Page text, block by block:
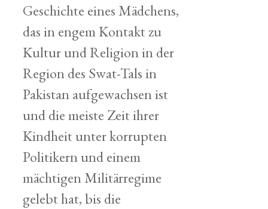
Geschichte eines Mädchens,
das in engem Kontakt zu
Kultur und Religion in der
Region des Swat-Tals in
Pakistan aufgewachsen ist
und die meiste Zeit ihrer
Kindheit unter korrupten
Politikern und einem
mächtigen Militärregime
gelebt hat, bis die